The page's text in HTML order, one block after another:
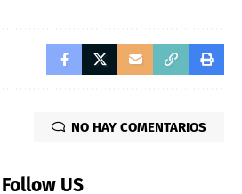
NO HAY COMENTARIOS
Follow US